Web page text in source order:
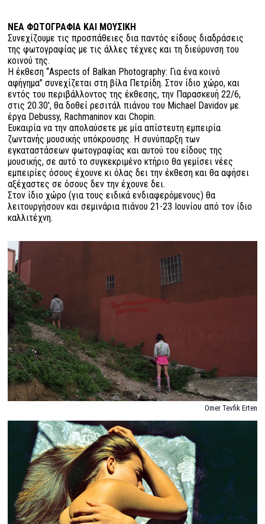
ΝΕΑ ΦΩΤΟΓΡΑΦΙΑ ΚΑΙ ΜΟΥΣΙΚΗ
Συνεχίζουμε τις προσπάθειες δια παντός είδους διαδράσεις
της φωτογραφίας με τις άλλες τέχνες και τη διεύρυνση του
κοινού της.
Η έκθεση “Aspects of Balkan Photography: Για ένα κοινό
αφήγημα” συνεχίζεται στη βίλα Πετρίδη. Στον ίδιο χώρο, και
εντός του περιβάλλοντος της έκθεσης, την Παρασκευή 22/6,
στις 20.30', θα δοθεί ρεσιτάλ πιάνου του Michael Davidov με
έργα Debussy, Rachmaninov και Chopin.
Ευκαιρία να την απολαύσετε με μία απίστευτη εμπειρία
ζωντανής μουσικής υπόκρουσης. Η συνύπαρξη των
εγκαταστάσεων φωτογραφίας και αυτού του είδους της
μουσικής, σε αυτό το συγκεκριμένο κτήριο θα γεμίσει νέες
εμπειρίες όσους έχουνε κι όλας δει την έκθεση και θα αφήσει
αξέχαστες σε όσους δεν την έχουνε δει.
Στον ίδιο χώρο (για τους ειδικά ενδιαφερόμενους) θα
λειτουργήσουν και σεμινάρια πιάνου 21-23 Ιουνίου από τον ίδιο
καλλιτέχνη.